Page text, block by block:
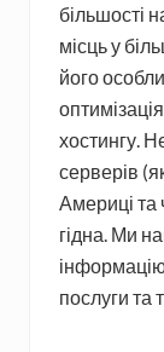
більшості
місць у
його
хостингу.
серверів
Америці та
гідна. Ми
інформацію
послуги та